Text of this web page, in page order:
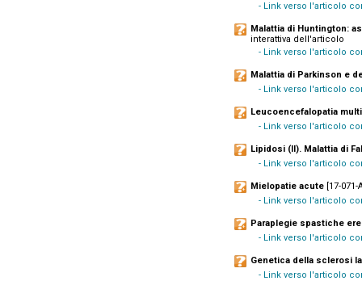
- Link verso l'articolo
Malattia di Huntington:
interattiva dell'articolo
- Link verso l'articolo
Malattia di Parkinson e
- Link verso l'articolo
Leucoencefalopatia
- Link verso l'articolo
Lipidosi (II). Malattia di
- Link verso l'articolo
Mielopatie acute [17-
- Link verso l'articolo
Paraplegie spastiche
- Link verso l'articolo
Genetica della sclerosi
- Link verso l'articolo